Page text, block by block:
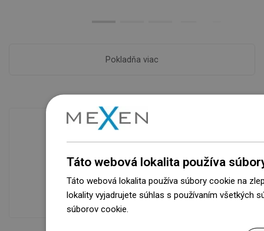
Pokladňa viac
Naše výrobky na vás čakajú v
modernom sklade.Vždy pripravený na
prepravu!
Táto webová lokalita používa
Táto webová lokalita používa súbory cookie na
lokality vyjadrujete súhlas s používaním všetkých
súborov cookie.